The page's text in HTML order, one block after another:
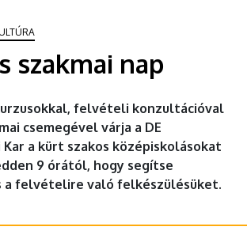
szakmai nap
felvételi konzultációval
csemegével várja a DE
a kürt szakos középiskolásokat
9 órától, hogy segítse
a felvételire való felkészülésüket.